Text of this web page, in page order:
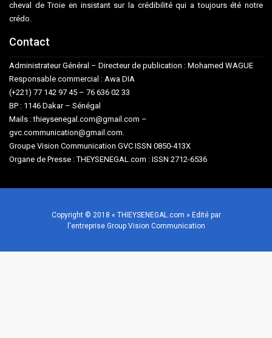
cheval de Troie en insistant sur la crédibilité qui a toujours été notre
crédo.
Contact
Administrateur Général – Directeur de publication : Mohamed WAGUE
Responsable commercial : Awa DIA
(+221) 77 142 97 45 – 76 636 02 33
BP : 1146 Dakar – Sénégal
Mails : thieysenegal.com@gmail.com –
gvc.communication@gmail.com.
Groupe Vision Communication GVC ISSN 0850-413X
Organe de Presse : THEYSENEGAL.com : ISSN 2712-6536
Copyright © 2018 « THIEYSENEGAL.com » Edité par
l'entreprise Group Vision Communication